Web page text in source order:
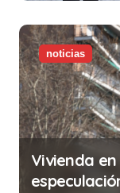
noticias
Vivienda